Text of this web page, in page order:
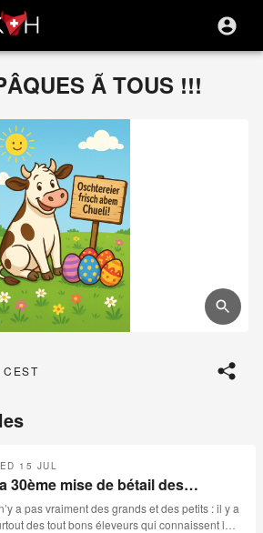
Ã TOUS !!!
15 JUL
30ème mise de bétail des
15.07.2026
a pas vraiment des grands et des petits : il y a
des tout bons éleveurs qui connaissent leur